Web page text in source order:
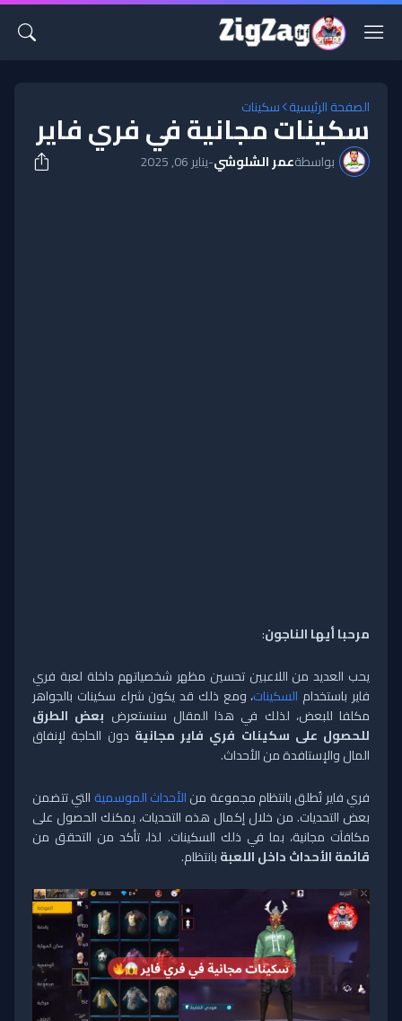
الصفحة الرئيسية سكينات
سكينات مجانية في فري فاير
بواسطةعمر الشلوشي-يناير 06, 2025
مرحبا أيها الناجون:
يحب العديد من اللاعبين تحسين مظهر شخصياتهم داخلة لعبة فري
فاير باستخدام السكينات، ومع ذلك قد يكون شراء سكينات بالجواهر
مكلفا للبعض، لذلك في هذا المقال سنستعرض بعض الطرق
للحصول على سكينات فري فاير مجانية دون الحاجة لإنفاق
المال والإستافدة من الأحداث.
فري فاير تُطلق بانتظام مجموعة منالأحداث الموسمية التي تتضمن
بعض التحديات. من خلال إكمال هذه التحديات، يمكنك الحصول على
مكافآت مجانية، بما في ذلك السكينات. لذا، تأكد من التحقق من
قائمة الأحداث داخل اللعبةبانتظام.